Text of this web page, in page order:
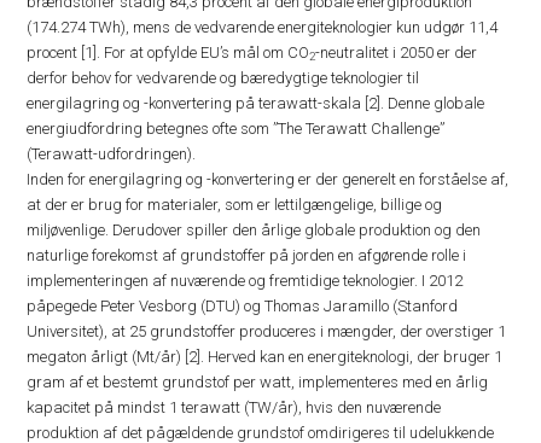
(174.274 TWh), mens de vedvarende energiteknologier kun udgør 11,4
procent [1]. For at opfylde EU’s mål om CO2-neutralitet i 2050 er der
derfor behov for vedvarende og bæredygtige teknologier til
energilagring og -konvertering på terawatt-skala [2]. Denne globale
energiudfordring betegnes ofte som ”The Terawatt Challenge”
(Terawatt-udfordringen).
Inden for energilagring og -konvertering er der generelt en forståelse af,
at der er brug for materialer, som er lettilgængelige, billige og
miljøvenlige. Derudover spiller den årlige globale produktion og den
naturlige forekomst af grundstoffer på jorden en afgørende rolle i
implementeringen af nuværende og fremtidige teknologier. I 2012
påpegede Peter Vesborg (DTU) og Thomas Jaramillo (Stanford
Universitet), at 25 grundstoffer produceres i mængder, der overstiger 1
megaton årligt (Mt/år) [2]. Herved kan en energiteknologi, der bruger 1
gram af et bestemt grundstof per watt, implementeres med en årlig
kapacitet på mindst 1 terawatt (TW/år), hvis den nuværende
produktion af det pågældende grundstof omdirigeres til udelukkende